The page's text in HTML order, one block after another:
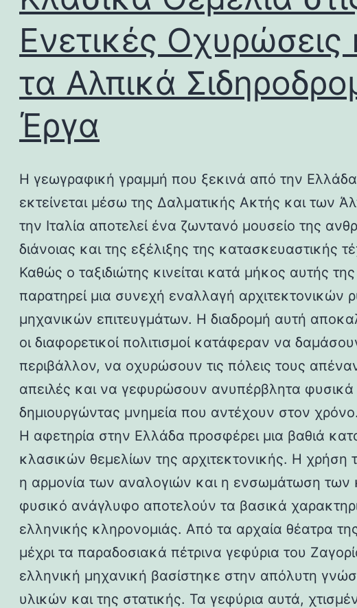
Ενετικές Οχυρώσεις
τα Αλπικά
Έργα
Η γεωγραφική γραμμή που ξεκινά από την
εκτείνεται μέσω της Δαλματικής Ακτής και των
την Ιταλία αποτελεί ένα ζωντανό μουσείο της
διάνοιας και της εξέλιξης της κατασκευαστικής
Καθώς ο ταξιδιώτης κινείται κατά μήκος αυτής
παρατηρεί μια συνεχή εναλλαγή αρχιτεκτονικών
μηχανικών επιτευγμάτων. Η διαδρομή αυτή
οι διαφορετικοί πολιτισμοί κατάφεραν να
περιβάλλον, να οχυρώσουν τις πόλεις τους
απειλές και να γεφυρώσουν ανυπέρβλητα φυσικά
δημιουργώντας μνημεία που αντέχουν στον χρόνο.
Η αφετηρία στην Ελλάδα προσφέρει μια βαθιά
κλασικών θεμελίων της αρχιτεκτονικής. Η χρήση
η αρμονία των αναλογιών και η ενσωμάτωση των
φυσικό ανάγλυφο αποτελούν τα βασικά
ελληνικής κληρονομιάς. Από τα αρχαία θέατρα
μέχρι τα παραδοσιακά πέτρινα γεφύρια του
ελληνική μηχανική βασίστηκε στην απόλυτη
υλικών και της στατικής. Τα γεφύρια αυτά,